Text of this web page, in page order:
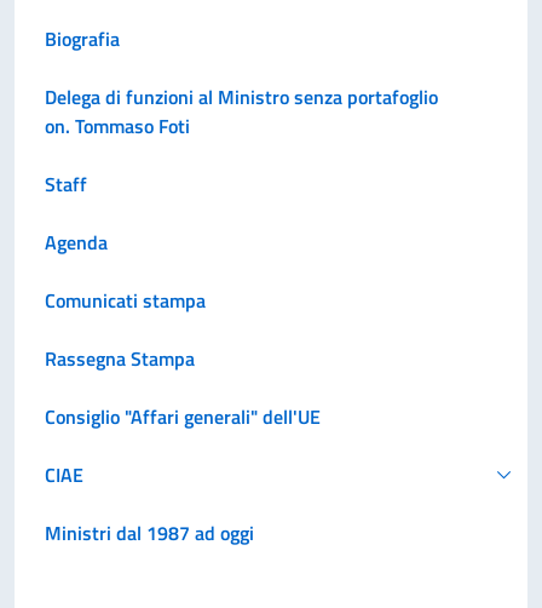
Biografia
Delega di funzioni al Ministro senza portafoglio
on. Tommaso Foti
Staff
Agenda
Comunicati stampa
Rassegna Stampa
Consiglio "Affari generali" dell'UE
CIAE
Ministri dal 1987 ad oggi